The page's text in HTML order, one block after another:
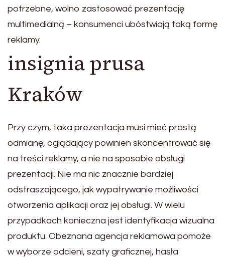
potrzebne, wolno zastosować prezentację
multimedialną – konsumenci ubóstwiają taką formę
reklamy.
insignia prusa
Kraków
Przy czym, taka prezentacja musi mieć prostą
odmianę, oglądający powinien skoncentrować się
na treści reklamy, a nie na sposobie obsługi
prezentacji. Nie ma nic znacznie bardziej
odstraszającego, jak wypatrywanie możliwości
otworzenia aplikacji oraz jej obsługi. W wielu
przypadkach konieczna jest identyfikacja wizualna
produktu. Obeznana agencja reklamowa pomoże
w wyborze odcieni, szaty graficznej, hasła